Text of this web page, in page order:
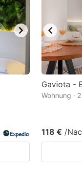
Gaviota -
Wohnung ·
118 € /